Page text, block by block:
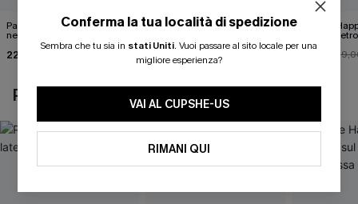
Pareo midi con lacci laterali
neri
22,00 €
Top monospalla e bikini
Flower
35,00 €
Release
lacci sul
bassa
POTREBBE INTERESSARTI ANCHE
Conferma la tua località di spedizione
Sembra che tu sia in stati Uniti. Vuoi passare al sito locale per una
migliore esperienza?
VAI AL CUPSHE-US
RIMANI QUI